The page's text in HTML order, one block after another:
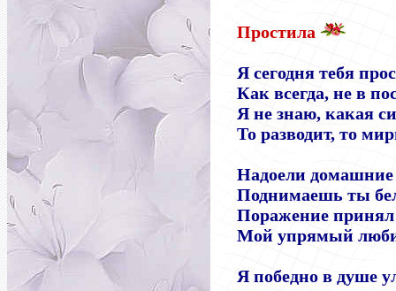
Простила
Я сегодня тебя
Как всегда, не в
Я не знаю, какая
То разводит, то
Надоели
Поднимаешь ты
Поражение принял
Мой упрямый
Я победно в душе